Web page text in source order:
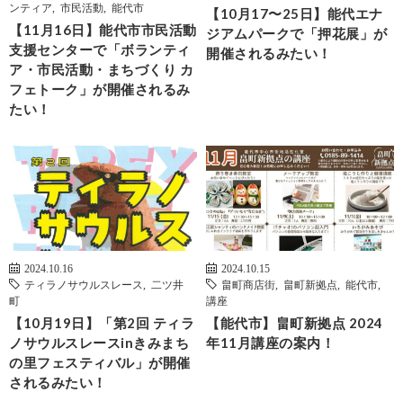
ンティア
市民活動 能代市
【11月16日】能代市市民活動
支援センターで「ボランティ
ア・市民活動・まちづくり カ
フェトーク」が開催されるみ
たい！
【10月17〜25日】能代エナ
ジアムパークで「押花展」が
開催されるみたい！
2024.10.16
ティラノサウルスレース
二ツ井
町
【10月19日】「第2回 ティラ
ノサウルスレースinきみまち
の里フェスティバル」が開催
されるみたい！
2024.10.15
畠町商店街
畠町新拠点 能代市
講座
【能代市】畠町新拠点 2024
年11月講座の案内！